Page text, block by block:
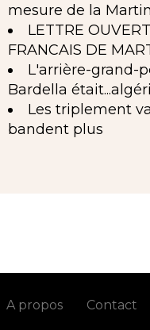
mesure de la
LETTRE
FRANCAIS DE
L'arrière-grand-
Bardella
Les triplement
bandent plus
A propos Contact